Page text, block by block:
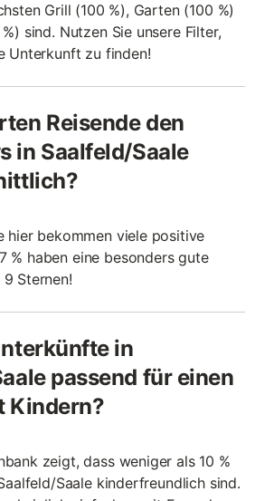
Grill (100 %), Garten (100 %)
sind. Nutzen Sie unsere Filter,
Unterkunft zu finden!
Reisende den
in Saalfeld/Saale
hier bekommen viele positive
% haben eine besonders gute
Sternen!
in
passend für einen
Kindern?
zeigt, dass weniger als 10 %
Saale kinderfreundlich sind.